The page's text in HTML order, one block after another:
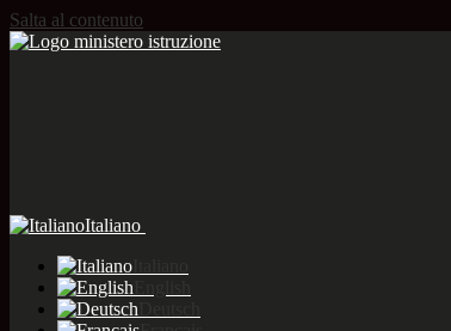
Salta al contenuto
Italiano